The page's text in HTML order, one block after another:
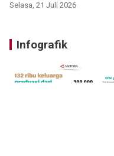
Selasa, 21 Juli 2026
Infografik